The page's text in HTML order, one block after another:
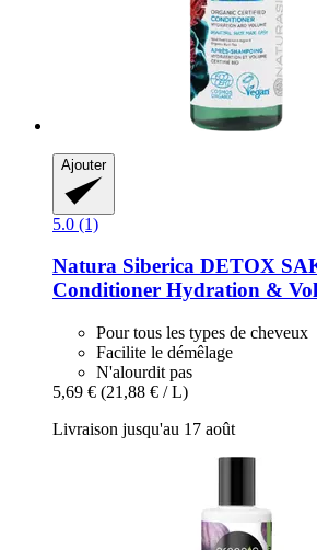
Ajouter
5.0 (1)
Natura Siberica DETOX
Conditioner Hydration &
Pour tous les types de cheveux
Facilite le démêlage
N'alourdit pas
5,69 € (21,88 € / L)
Livraison jusqu'au 17 août